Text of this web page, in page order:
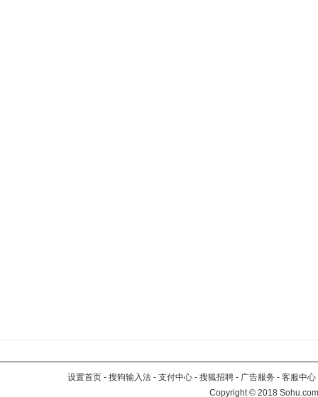
设置首页 - 搜狗输入法 - 支付中心 - 搜狐招聘 - 广告服务 - 客服中心
Copyright©2018